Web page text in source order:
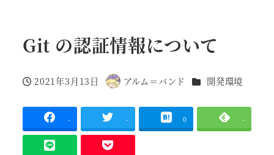
Git の認証情報について
投稿日
2021年3月13日
著
アルム＝バンド カテゴリー
開発環境
- - 0 -